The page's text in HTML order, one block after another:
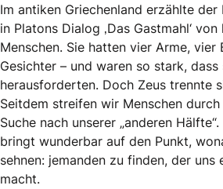
Im antiken Griechenland erzählte
in Platons Dialog ‚Das Gastmahl‘
Menschen. Sie hatten vier Arme, vier
Gesichter – und waren so stark,
herausforderten. Doch Zeus trennte
Seitdem streifen wir Menschen
Suche nach unserer „anderen
bringt wunderbar auf den Punkt,
sehnen: jemanden zu finden, der uns
macht.